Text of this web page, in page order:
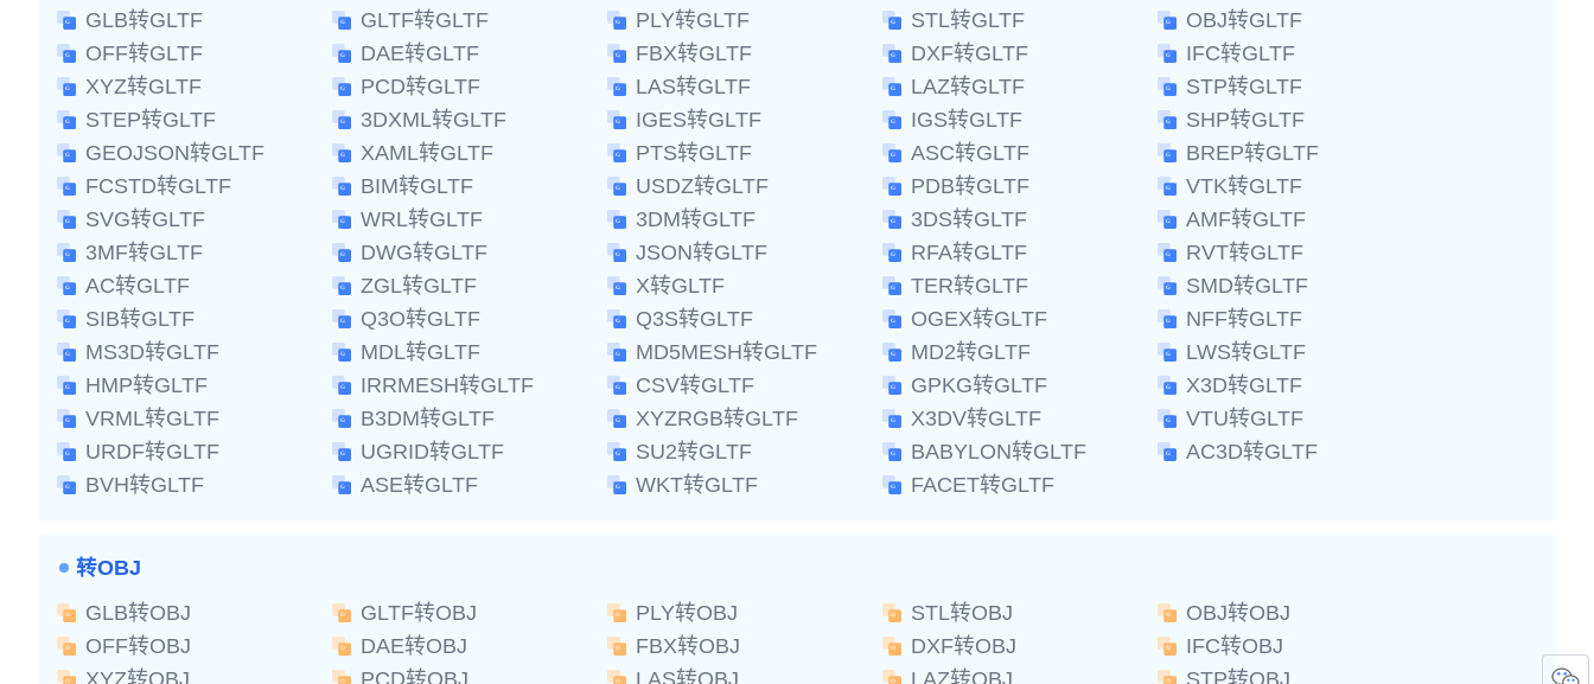
GLB转GLTF
GLTF转GLTF PLY转GLTF STL转GLTF
OBJ转GLTF
OFF转GLTF
DAE转GLTF FBX转GLTF DXF转GLTF
IFC转GLTF
XYZ转GLTF
PCD转GLTF LAS转GLTF LAZ转GLTF
STP转GLTF
STEP转GLTF
3DXML转GLTF IGES转GLTF IGS转GLTF
SHP转GLTF
GEOJSON转GLTF
XAML转GLTF PTS转GLTF ASC转GLTF
BREP转GLTF
FCSTD转GLTF
BIM转GLTF USDZ转GLTF PDB转GLTF
VTK转GLTF
SVG转GLTF
WRL转GLTF 3DM转GLTF 3DS转GLTF
AMF转GLTF
3MF转GLTF
DWG转GLTF JSON转GLTF RFA转GLTF
RVT转GLTF
AC转GLTF
ZGL转GLTF X转GLTF TER转GLTF
SMD转GLTF
SIB转GLTF
Q3O转GLTF Q3S转GLTF OGEX转GLTF
NFF转GLTF
MS3D转GLTF
MDL转GLTF MD5MESH转GLTF MD2转GLTF
LWS转GLTF
HMP转GLTF
IRRMESH转GLTF CSV转GLTF GPKG转GLTF
X3D转GLTF
VRML转GLTF
B3DM转GLTF XYZRGB转GLTF X3DV转GLTF
VTU转GLTF
URDF转GLTF
UGRID转GLTF SU2转GLTF BABYLON转GLTF
AC3D转GLTF
BVH转GLTF
ASE转GLTF WKT转GLTF FACET转GLTF
转OBJ
GLB转OBJ
GLTF转OBJ PLY转OBJ STL转OBJ
OBJ转OBJ
OFF转OBJ
DAE转OBJ FBX转OBJ DXF转OBJ
IFC转OBJ
XYZ转OBJ
PCD转OBJ LAS转OBJ LAZ转OBJ
STP转OBJ